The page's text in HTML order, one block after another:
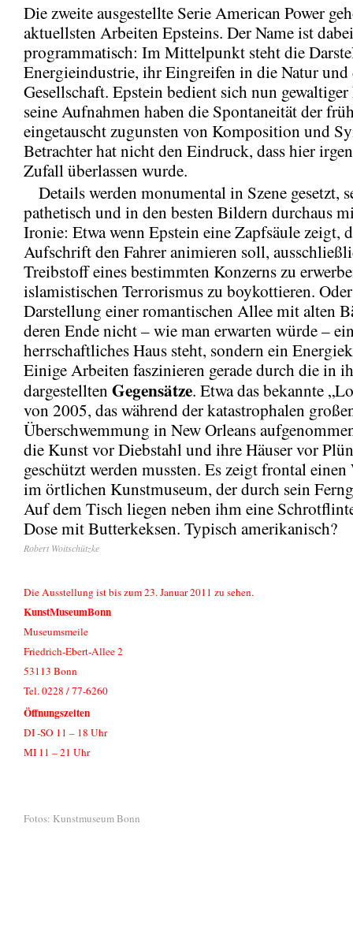
Die zweite ausgestellte Serie American Power
aktuellsten Arbeiten Epsteins. Der Name ist
programmatisch: Im Mittelpunkt steht die
Energieindustrie, ihr Eingreifen in die Natur und
Gesellschaft. Epstein bedient sich nun
seine Aufnahmen haben die Spontaneität der
eingetauscht zugunsten von Komposition und
Betrachter hat nicht den Eindruck, dass hier
Zufall überlassen wurde.
Details werden monumental in Szene gesetzt,
pathetisch und in den besten Bildern durchaus
Ironie: Etwa wenn Epstein eine Zapfsäule zeigt,
Aufschrift den Fahrer animieren soll,
Treibstoff eines bestimmten Konzerns zu
islamistischen Terrorismus zu boykottieren.
Darstellung einer romantischen Allee mit alten
deren Ende nicht – wie man erwarten würde –
herrschaftliches Haus steht, sondern ein
Einige Arbeiten faszinieren gerade durch die in
dargestellten Gegensätze. Etwa das bekannte
von 2005, das während der katastrophalen
Überschwemmung in New Orleans
die Kunst vor Diebstahl und ihre Häuser vor
geschützt werden mussten. Es zeigt frontal einen
im örtlichen Kunstmuseum, der durch sein
Auf dem Tisch liegen neben ihm eine
Dose mit Butterkeksen. Typisch amerikanisch?
Robert Woitschützke
Die Ausstellung ist bis zum 23. Januar 2011 zu sehen.
KunstMuseumBonn
Museumsmeile
Friedrich-Ebert-Allee 2
53113 Bonn
Tel. 0228 / 77-6260
Öffnungszeiten
DI -SO 11 – 18 Uhr
MI 11 – 21 Uhr
Fotos: Kunstmuseum Bonn